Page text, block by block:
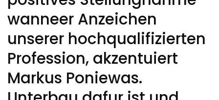
wanneer Anzeichen
unserer hochqualifizierten
Profession, akzentuiert
Markus Poniewas.